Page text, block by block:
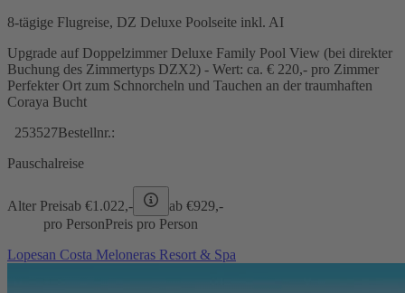
8-tägige Flugreise, DZ Deluxe Poolseite inkl. AI
Upgrade auf Doppelzimmer Deluxe Family Pool View (bei direkter
Buchung des Zimmertyps DZX2) - Wert: ca. € 220,- pro Zimmer
Perfekter Ort zum Schnorcheln und Tauchen an der traumhaften
Coraya Bucht
253527Bestellnr.:
Pauschalreise
Alter Preisab €1.022,- ab €929,-
pro PersonPreis pro Person
Lopesan Costa Meloneras Resort & Spa